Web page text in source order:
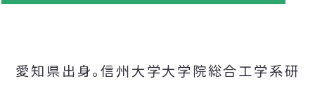
愛知県出身。信州大学大学院総合工学系研